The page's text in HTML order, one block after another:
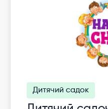
Дитячий садок